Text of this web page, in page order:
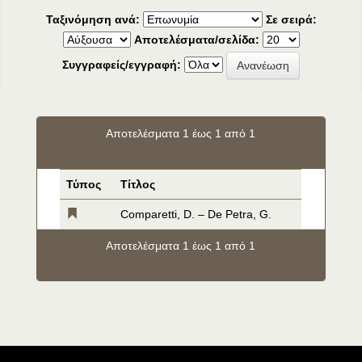
Ταξινόμηση ανά:
Σε σειρά:
Αποτελέσματα/σελίδα:
Συγγραφείς/εγγραφή:
Αποτελέσματα 1 έως 1 από 1
Τύπος Τίτλος
Comparetti, D. – De Petra, G.
Αποτελέσματα 1 έως 1 από 1